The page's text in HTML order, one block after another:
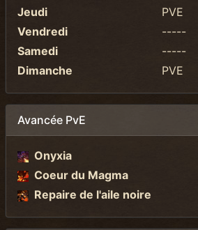
Jeudi
PVE
Vendredi
-----
Samedi
-----
Dimanche
PVE
Avancée PvE
Onyxia
Coeur du Magma
Repaire de l'aile noire